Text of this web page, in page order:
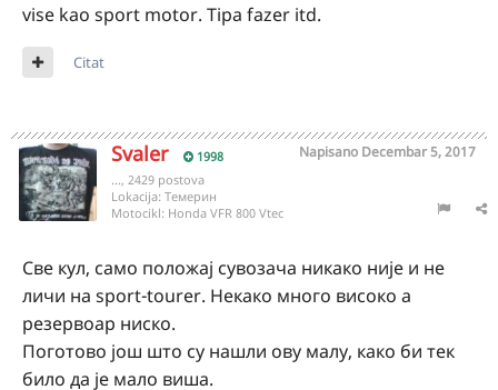
vise kao sport motor. Tipa fazer itd.
Citat
Svaler 1998 Napisano Decembar 5, 2017
..., 2429 postova
Lokacija: Tемерин
Motocikl: Honda VFR 800 Vtec
Све кул, само положај сувозача никако није и не
личи на sport-tourer. Некако много високо а
резервоар ниско.
Поготово још што су нашли ову малу, како би тек
било да је мало виша.